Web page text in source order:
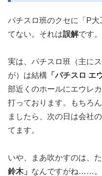
パチスロ班のクセに「P
てない。それは誤解です。
実は、パチスロ班（主に
が）は結構 「パチスロ エ
部近くのホールにエウレ
打っております。もちろ
ましたら、次の日は会社
てます。
いや、まあ吹かすのは、
鈴木」 なんですがね……。